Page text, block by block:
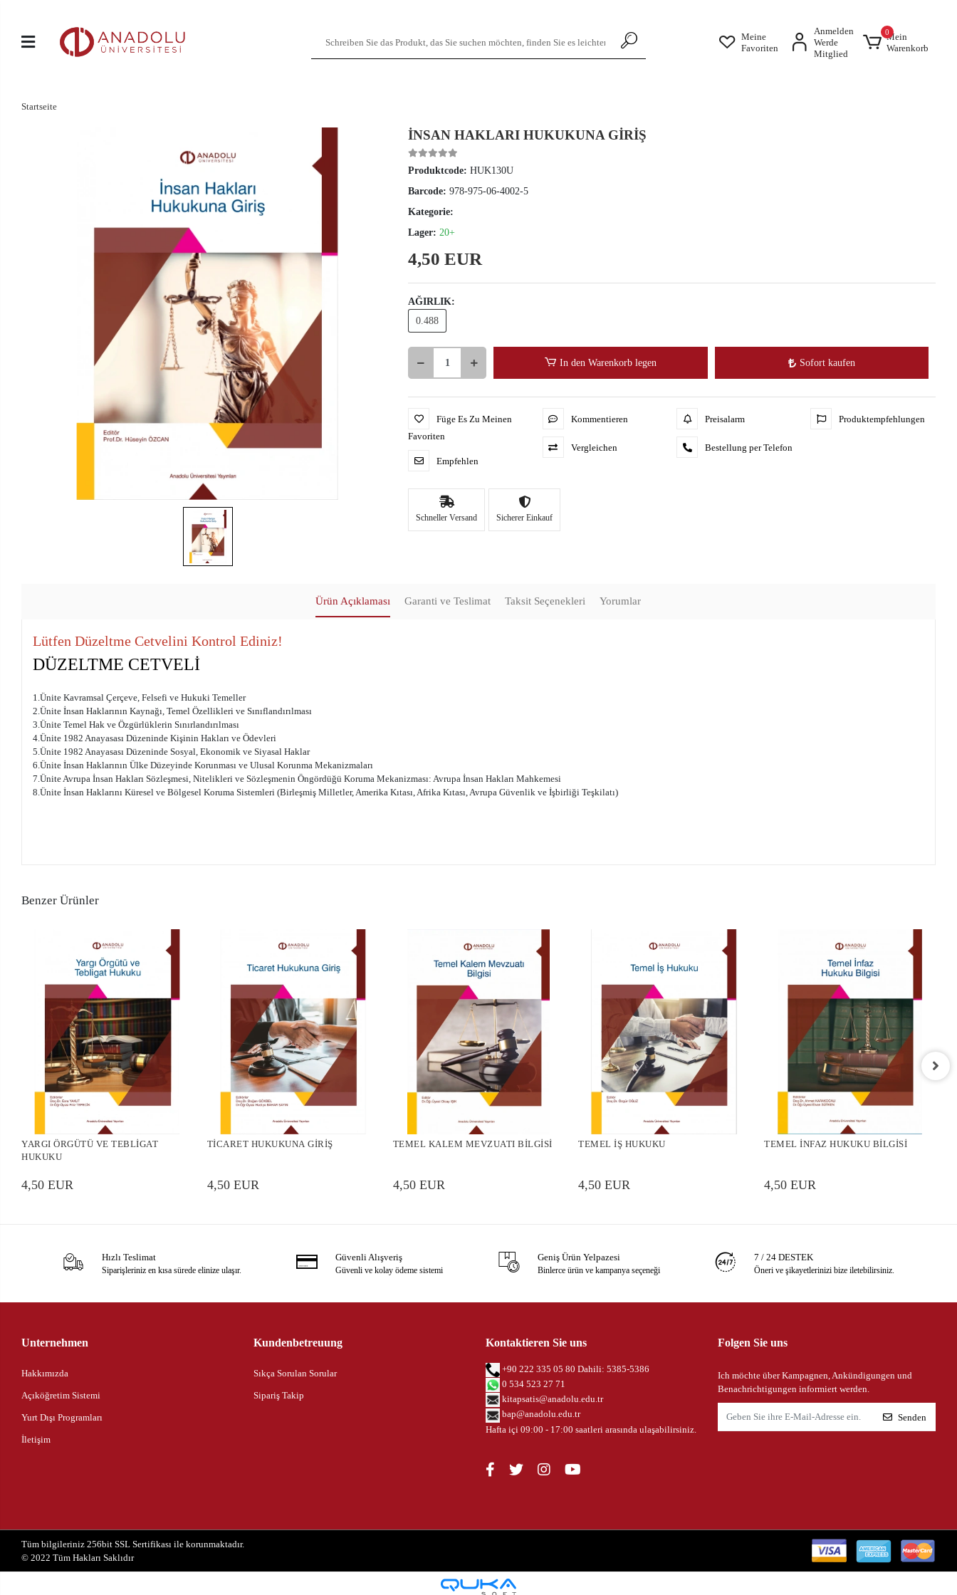
Meine
Favoriten
Anmelden
Werde
Mitglied
0Mein
Warenkorb
Startseite
İNSAN HAKLARI HUKUKUNA GİRİŞ
Produktcode:HUK130U
Barcode:978-975-06-4002-5
Kategorie:
Lager:20+
4,50 EUR
AĞIRLIK:
0.488
In den Warenkorb legen Sofort kaufen
Füge Es Zu Meinen
Favoriten
Empfehlen
Kommentieren
Vergleichen
Preisalarm
Bestellung per Telefon
Produktempfehlungen
Schneller Versand Sicherer Einkauf
Ürün Açıklaması Garanti ve Teslimat Taksit Seçenekleri Yorumlar
Lütfen Düzeltme Cetvelini Kontrol Ediniz!
DÜZELTME CETVELİ
1.Ünite Kavramsal Çerçeve, Felsefi ve Hukuki Temeller
2.Ünite İnsan Haklarının Kaynağı, Temel Özellikleri ve Sınıflandırılması
3.Ünite Temel Hak ve Özgürlüklerin Sınırlandırılması
4.Ünite 1982 Anayasası Düzeninde Kişinin Hakları ve Ödevleri
5.Ünite 1982 Anayasası Düzeninde Sosyal, Ekonomik ve Siyasal Haklar
6.Ünite İnsan Haklarının Ülke Düzeyinde Korunması ve Ulusal Korunma Mekanizmaları
7.Ünite Avrupa İnsan Hakları Sözleşmesi, Nitelikleri ve Sözleşmenin Öngördüğü Koruma Mekanizması: Avrupa İnsan Hakları Mahkemesi
8.Ünite İnsan Haklarını Küresel ve Bölgesel Koruma Sistemleri (Birleşmiş Milletler, Amerika Kıtası, Afrika Kıtası, Avrupa Güvenlik ve İşbirliği Teşkilatı)
Benzer Ürünler
YARGI ÖRGÜTÜ VE TEBLİGAT
HUKUKU
4,50 EUR
TİCARET HUKUKUNA GİRİŞ
4,50 EUR
TEMEL KALEM MEVZUATI BİLGİSİ
4,50 EUR
TEMEL İŞ HUKUKU
4,50 EUR
TEMEL İNFAZ HUKUKU BİLGİSİ
4,50 EUR
Hızlı Teslimat
Siparişleriniz en kısa sürede elinize ulaşır.
Güvenli Alışveriş
Güvenli ve kolay ödeme sistemi
Geniş Ürün Yelpazesi
Binlerce ürün ve kampanya seçeneği
7 / 24 DESTEK
Öneri ve şikayetlerinizi bize iletebilirsiniz.
Unternehmen
Hakkımızda
Açıköğretim Sistemi
Yurt Dışı Programları
İletişim
Kundenbetreuung
Sıkça Sorulan Sorular
Sipariş Takip
Kontaktieren Sie uns
+90 222 335 05 80 Dahili: 5385-5386
0 534 523 27 71
kitapsatis@anadolu.edu.tr
bap@anadolu.edu.tr
Hafta içi 09:00 - 17:00 saatleri arasında ulaşabilirsiniz.
Folgen Sie uns
Ich möchte über Kampagnen, Ankündigungen und
Benachrichtigungen informiert werden.
Senden
Tüm bilgileriniz 256bit SSL Sertifikası ile korunmaktadır.
© 2022Tüm Hakları Saklıdır